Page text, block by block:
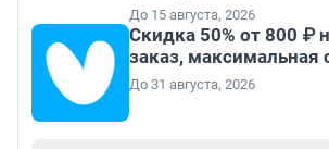
До 15 августа, 2026
Скидка 50% от 800 ₽
заказ, максимальная
До 31 августа, 2026